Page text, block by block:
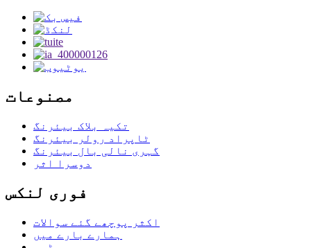
مصنوعات
تکیہ بلاک بیئرنگ
ٹاپراد رولر بیئرنگ
گہری نالی بال بیئرنگ
دوسرا اثر
فوری لنکس
اکثر پوچھے گئے سوالات
ہمارے بارے میں